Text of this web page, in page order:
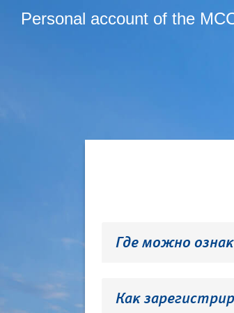
Personal account of the
Где можно
Как